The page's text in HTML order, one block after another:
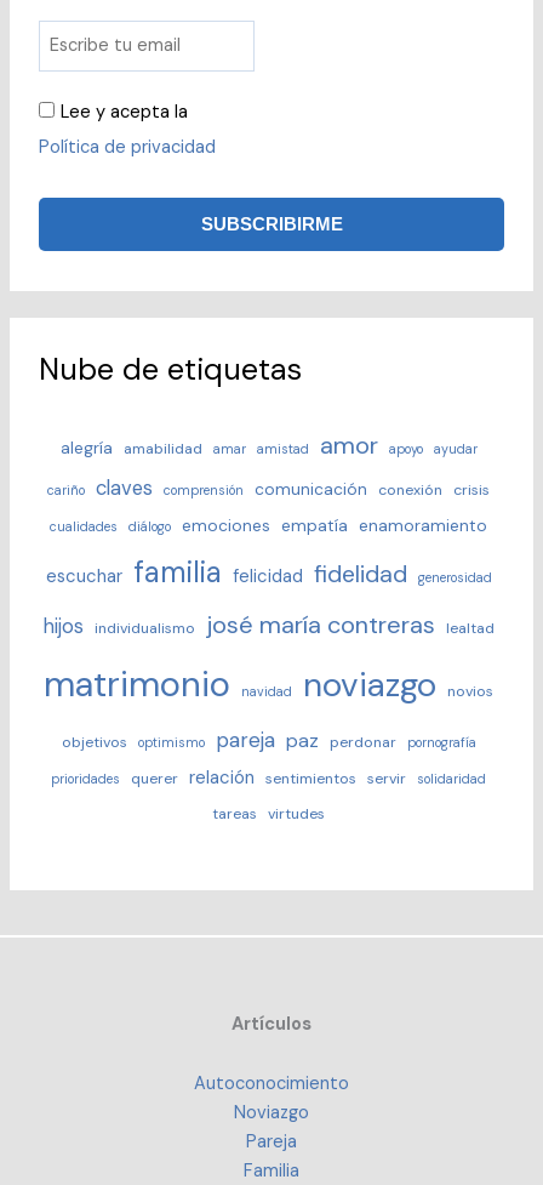
Lee y acepta la
Política de privacidad
Nube de etiquetas
alegría amabilidad amar amistad amor apoyo ayudar
cariño claves comprensión comunicación conexión crisis
cualidades diálogo emociones empatía enamoramiento
escuchar familia felicidad fidelidad generosidad
hijos individualismo josé maría contreras lealtad
matrimonio navidad noviazgo novios
objetivos optimismo pareja paz perdonar pornografía
prioridades querer relación sentimientos servir solidaridad
tareas virtudes
Artículos
Autoconocimiento
Noviazgo
Pareja
Familia